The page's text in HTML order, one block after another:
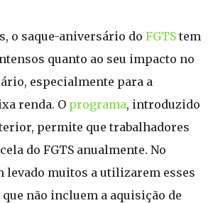
o saque-aniversário do FGTS tem
quanto ao seu impacto no
especialmente para a
renda. O programa, introduzido
permite que trabalhadores
do FGTS anualmente. No
levado muitos a utilizarem esses
não incluem a aquisição de